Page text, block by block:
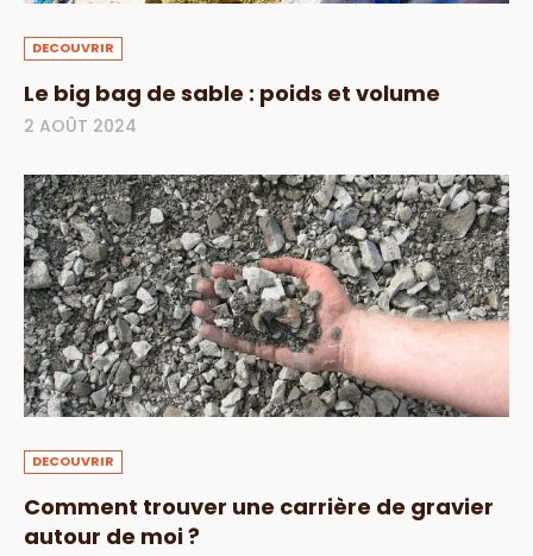
DECOUVRIR
Le big bag de sable : poids et volume
2 AOÛT 2024
DECOUVRIR
Comment trouver une carrière de gravier
autour de moi ?